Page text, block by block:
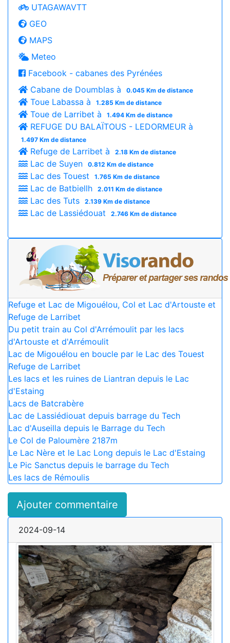
UTAGAWAVTT
GEO
MAPS
Meteo
Facebook - cabanes des Pyrénées
Cabane de Doumblas à
0.045 Km de distance
Toue Labassa à 1.285 Km de distance
Toue de Larribet à 1.494 Km de distance
REFUGE DU BALAÏTOUS - LEDORMEUR à
1.497 Km de distance
Refuge de Larribet à 2.18 Km de distance
Lac de Suyen 0.812 Km de distance
Lac des Touest 1.765 Km de distance
Lac de Batbiellh 2.011 Km de distance
Lac des Tuts 2.139 Km de distance
Lac de Lassiédouat 2.746 Km de distance
Refuge et Lac de Migouélou, Col et Lac d'Artouste et
Refuge de Larribet
Du petit train au Col d'Arrémoulit par les lacs
d'Artouste et d'Arrémoulit
Lac de Migouélou en boucle par le Lac des Touest
Refuge de Larribet
Les lacs et les ruines de Liantran depuis le Lac
d'Estaing
Lacs de Batcrabère
Lac de Lassiédiouat depuis barrage du Tech
Lac d'Auseilla depuis le Barrage du Tech
Le Col de Paloumère 2187m
Le Lac Nère et le Lac Long depuis le Lac d'Estaing
Le Pic Sanctus depuis le barrage du Tech
Les lacs de Rémoulis
Ajouter commentaire
2024-09-14